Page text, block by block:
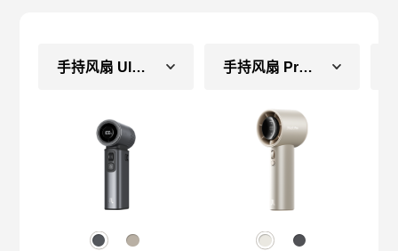
手持风扇 Ultra2 E 手持风扇 Pro1S